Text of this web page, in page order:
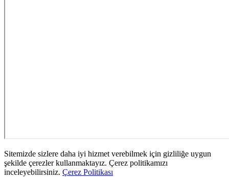
Sitemizde sizlere daha iyi hizmet verebilmek için gizliliğe uygun
şekilde çerezler kullanmaktayız. Çerez politikamızı
inceleyebilirsiniz. Çerez Politikası